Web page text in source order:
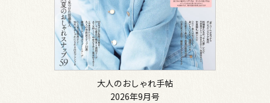
大人のおしゃれ手帖
2026年9月号